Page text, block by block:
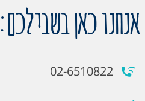
אנחנו כאן בשבילכם:
02-6510822